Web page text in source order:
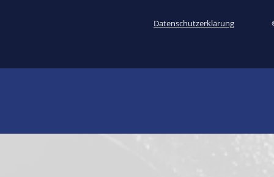
Datenschutzerklärung